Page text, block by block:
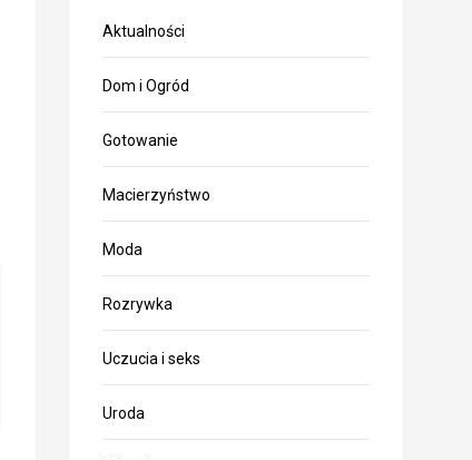
Aktualności
Dom i Ogród
Gotowanie
Macierzyństwo
Moda
Rozrywka
Uczucia i seks
Uroda